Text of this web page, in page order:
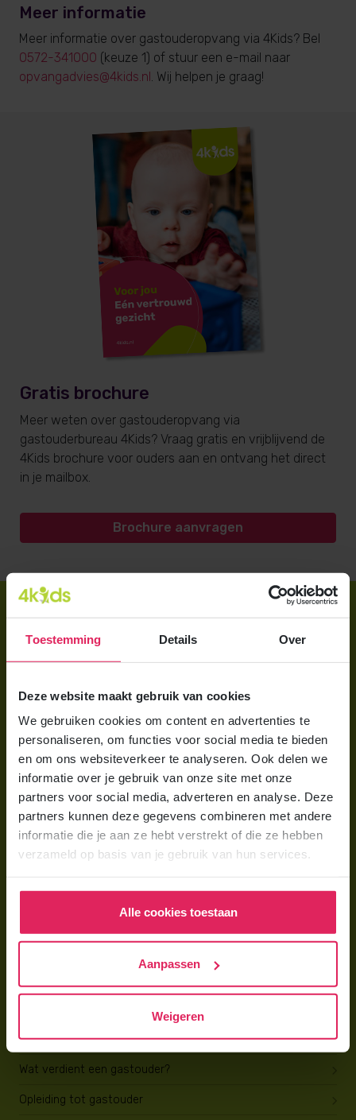
Toestemming Details Over
Deze website maakt gebruik van cookies
We gebruiken cookies om content en advertenties te
personaliseren, om functies voor social media te bieden
en om ons websiteverkeer te analyseren. Ook delen we
informatie over je gebruik van onze site met onze
partners voor social media, adverteren en analyse. Deze
partners kunnen deze gegevens combineren met andere
informatie die je aan ze hebt verstrekt of die ze hebben
verzameld op basis van je gebruik van hun services.
Alle cookies toestaan
Aanpassen
Weigeren
Meer informatie
Meer informatie over gastouderopvang via 4Kids? Bel
0572-341000 (keuze 1) of stuur een e-mail naar
opvangadvies@4kids.nl. Wij helpen je graag!
Gratis brochure
Meer weten over gastouderopvang via
gastouderbureau 4Kids? Vraag gratis en vrijblijvend de
4Kids brochure voor ouders aan en ontvang het direct
in je mailbox.
Brochure aanvragen
Aanmelden bij 4Kids
Berekening maken
Voor ouders
Wat is gastouderopvang?
Wat kost een gastouder?
Hoe vind ik een gastouder?
Gastouder worden bij 4Kids
Hoe vind ik gastkinderen?
Trainingen & cursussen
Gastouder worden
Wat verdient een gastouder?
Opleiding tot gastouder